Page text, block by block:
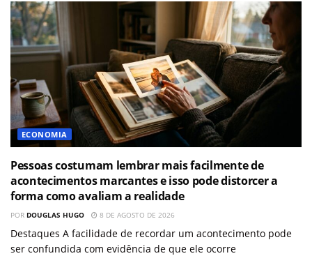
ECONOMIA
Pessoas costumam lembrar mais facilmente de
acontecimentos marcantes e isso pode distorcer a
forma como avaliam a realidade
POR DOUGLAS HUGO 8 DE AGOSTO DE 2026
Destaques A facilidade de recordar um acontecimento pode
ser confundida com evidência de que ele ocorre